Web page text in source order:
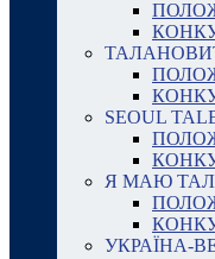
SEOUL
Я МАЮ
УКРАЇНА-